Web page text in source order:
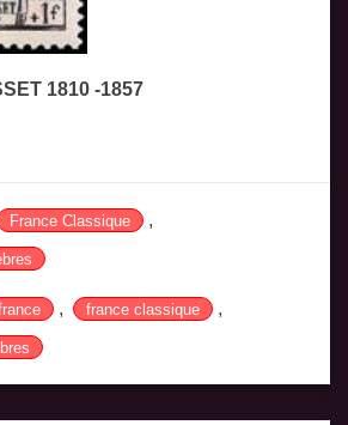
1810 -1857
France Classique ,
, france classique ,